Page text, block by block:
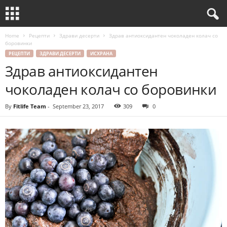
Home Рецепти Здрави десерти
Здрав антиоксидантен чоколаден колач со
боровинки
РЕЦЕПТИ ЗДРАВИ ДЕСЕРТИ ИСХРАНА
Здрав антиоксидантен
чоколаден колач со боровинки
By Fitlife Team - September 23, 2017 309 0